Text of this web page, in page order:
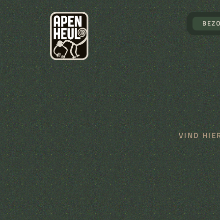
BEZOEK
Tickets bestellen
Seizoenkaart
Openingstijden
Plattegrond
Route en parkeren
Horeca
Ontdekken &
VIND